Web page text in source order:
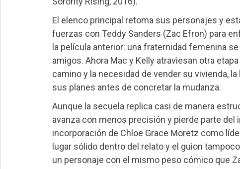
El elenco principal retoma sus personajes y
fuerzas con Teddy Sanders (Zac Efron) para
la película anterior: una fraternidad femenina
amigos. Ahora Mac y Kelly atraviesan otra
camino y la necesidad de vender su vivienda,
sus planes antes de concretar la mudanza.
Aunque la secuela replica casi de manera
avanza con menos precisión y pierde parte del
incorporación de Chloë Grace Moretz como
lugar sólido dentro del relato y el guion
un personaje con el mismo peso cómico que